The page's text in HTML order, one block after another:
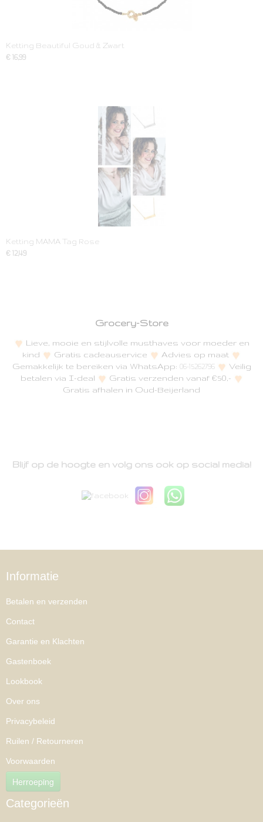
Ketting Beautiful Goud & Zwart
€ 16,99
Ketting MAMA Tag Rose
€ 12,49
Grocery-Store
Lieve, mooie en stijlvolle musthaves voor moeder en
kind
Gratis cadeauservice
Advies op maat
Gemakkelijk te bereiken via WhatsApp: 06-15262796
Veilig
betalen via I-deal
Gratis verzenden vanaf €50,-
Gratis afhalen in Oud-Beijerland
Blijf op de hoogte en volg ons ook op social media!
Informatie
Betalen en verzenden
Contact
Garantie en Klachten
Gastenboek
Lookbook
Over ons
Privacybeleid
Ruilen / Retourneren
Voorwaarden
Herroeping
Categorieën